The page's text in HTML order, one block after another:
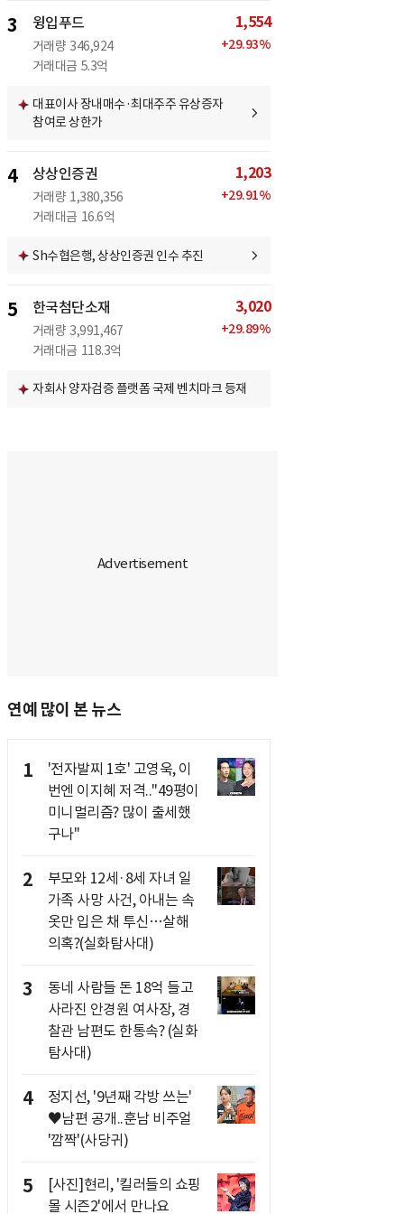
3 윙입푸드
거래량 346,924
거래대금 5.3억
1,554
+29.93%
대표이사 장내매수·최대주주 유상증자
참여로 상한가
4 상상인증권
거래량 1,380,356
거래대금 16.6억
1,203
+29.91%
Sh수협은행, 상상인증권 인수 추진
5 한국첨단소재
거래량 3,991,467
거래대금 118.3억
3,020
+29.89%
자회사 양자검증 플랫폼 국제 벤치마크 등재
연예 많이 본 뉴스
1
'전자발찌 1호' 고영욱, 이
번엔 이지혜 저격.."49평이
미니멀리즘? 많이 출세했
구나"
2
부모와 12세·8세 자녀 일
가족 사망 사건, 아내는 속
옷만 입은 채 투신…살해
의혹?(실화탐사대)
3
동네 사람들 돈 18억 들고
사라진 안경원 여사장, 경
찰관 남편도 한통속? (실화
탐사대)
4
정지선, '9년째 각방 쓰는'
♥남편 공개..훈남 비주얼
'깜짝'(사당귀)
5
[사진]현리, '킬러들의 쇼핑
몰 시즌2'에서 만나요